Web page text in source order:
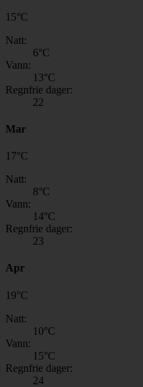
15°C
Natt:
6°C
Vann:
13°C
Regnfrie dager:
22
Mar
17°C
Natt:
8°C
Vann:
14°C
Regnfrie dager:
23
Apr
19°C
Natt:
10°C
Vann:
15°C
Regnfrie dager:
24